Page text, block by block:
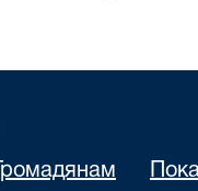
Громадянам